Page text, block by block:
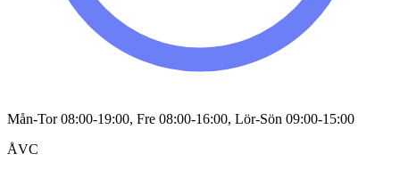
Mån-Tor 08:00-19:00, Fre 08:00-16:00, Lör-Sön 09:00-15:00
ÅVC